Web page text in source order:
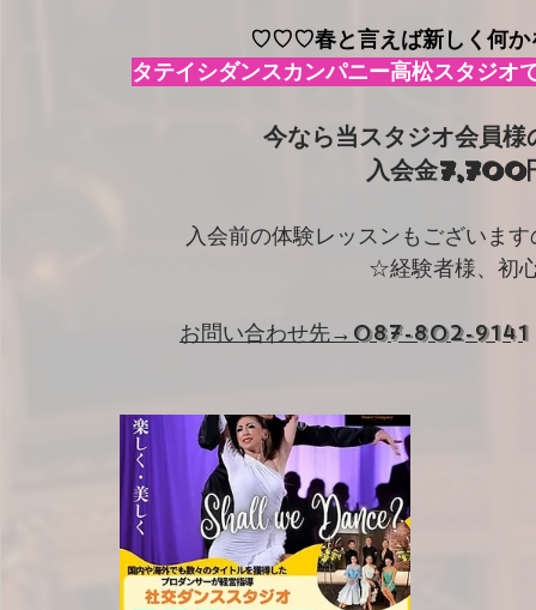
♡♡♡春と言えば新しく何
タテイシダンスカンパニー高松スタジ
今なら当スタジオ会員
入会金7,700
入会前の体験レッスンもございま
☆経験者様、初
お問い合わせ先→087-802-9141